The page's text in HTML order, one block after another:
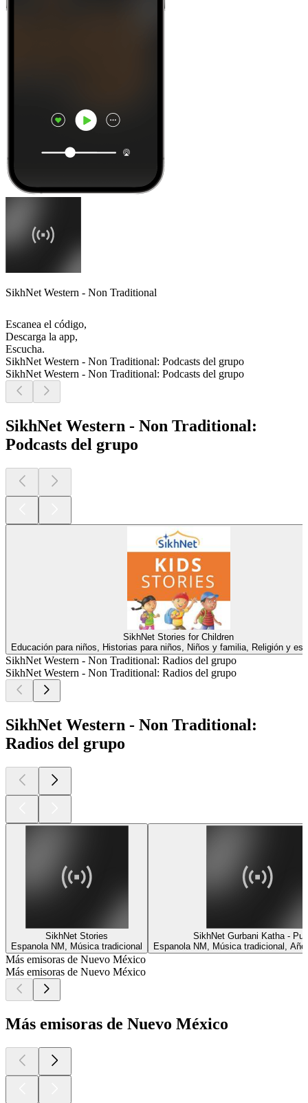
SikhNet Western - Non Traditional
Escanea el código,
Descarga la app,
Escucha.
SikhNet Western - Non Traditional: Podcasts del grupo
SikhNet Western - Non Traditional: Podcasts del grupo
SikhNet Western - Non Traditional:
Podcasts del grupo
SikhNet Stories for Children
Educación para niños, Historias para niños, Niños y familia, Religión y
SikhNet Western - Non Traditional: Radios del grupo
SikhNet Western - Non Traditional: Radios del grupo
SikhNet Western - Non Traditional:
Radios del grupo
SikhNet Stories
Espanola NM, Música tradicional
SikhNet Gurbani Katha -
Espanola NM, Música tradicional,
Más emisoras de Nuevo México
Más emisoras de Nuevo México
Más emisoras de Nuevo México